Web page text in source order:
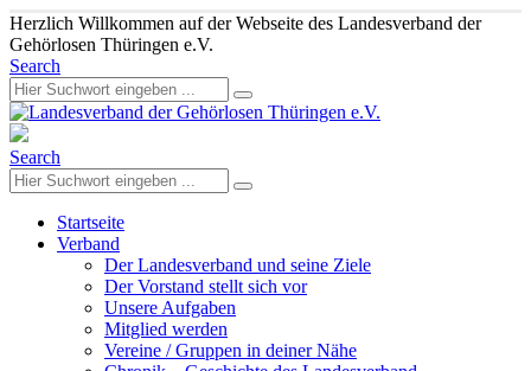
Herzlich Willkommen auf der Webseite des Landesverband der
Gehörlosen Thüringen e.V.
Search
Search
Startseite
Verband
Der Landesverband und seine Ziele
Der Vorstand stellt sich vor
Unsere Aufgaben
Mitglied werden
Vereine / Gruppen in deiner Nähe